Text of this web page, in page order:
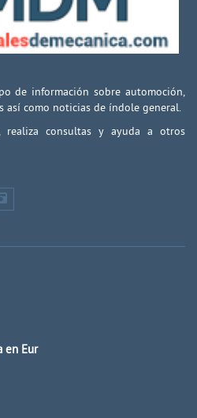
de información sobre automoción,
así como noticias de índole general.
realiza consultas y ayuda a otros
en Eur